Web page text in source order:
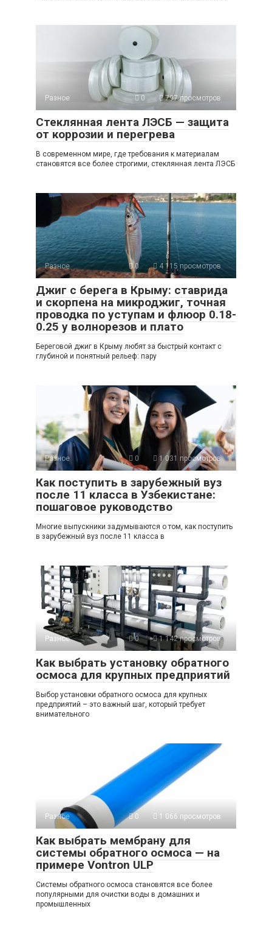
Разное 0 797 просмотров
Стеклянная лента ЛЭСБ — защита
от коррозии и перегрева
В современном мире, где требования к материалам
становятся все более строгими, стеклянная лента ЛЭСБ
Разное 0 4 115 просмотров
Джиг с берега в Крыму: ставрида
и скорпена на микроджиг, точная
проводка по уступам и флюор 0.18-
0.25 у волнорезов и плато
Береговой джиг в Крыму любят за быстрый контакт с
глубиной и понятный рельеф: пару
Разное 0 1 031 просмотров
Как поступить в зарубежный вуз
после 11 класса в Узбекистане:
пошаговое руководство
Многие выпускники задумываются о том, как поступить
в зарубежный вуз после 11 класса в
Разное 0 1 142 просмотров
Как выбрать установку обратного
осмоса для крупных предприятий
Выбор установки обратного осмоса для крупных
предприятий – это важный шаг, который требует
внимательного
Разное 0 1 066 просмотров
Как выбрать мембрану для
системы обратного осмоса — на
примере Vontron ULP
Системы обратного осмоса становятся все более
популярными для очистки воды в домашних и
промышленных